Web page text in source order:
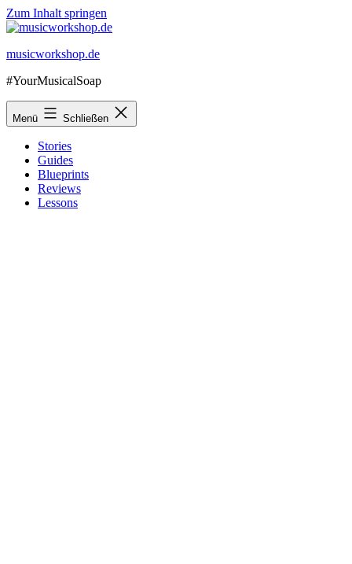
Zum Inhalt springen
musicworkshop.de
#YourMusicalSoap
Menü Schließen
Stories
Guides
Blueprints
Reviews
Lessons